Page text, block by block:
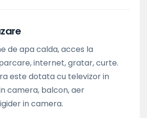
de apa calda, acces la
internet, gratar, curte.
este dotata cu televizor in
camera, balcon, aer
in camera.